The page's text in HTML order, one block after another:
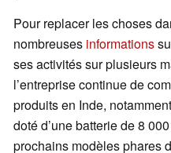
Pour replacer les choses
nombreuses informations
ses activités sur plusieurs
l’entreprise continue de
produits en Inde,
doté d’une batterie de 8
prochains modèles phares